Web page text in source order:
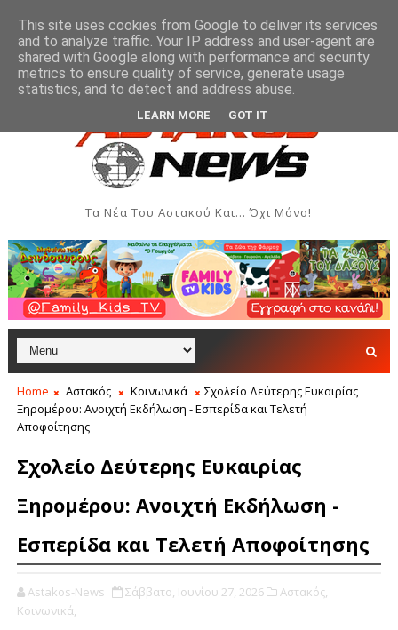
- Αύγουστος 2026 ΑΣΤΑΚΌΣ Όρθρος και Θεία Λειτουργία
Τα Νέα Του Αστακού Και... Όχι Μόνο!
Home Αστακός Κοινωνικά
Σχολείο Δεύτερης Ευκαιρίας
Ξηρομέρου: Ανοιχτή Εκδήλωση - Εσπερίδα και Τελετή
Αποφοίτησης
Σχολείο Δεύτερης Ευκαιρίας
Ξηρομέρου: Ανοιχτή Εκδήλωση -
Εσπερίδα και Τελετή Αποφοίτησης
Astakos-News Σάββατο, Ιουνίου 27, 2026
Αστακός,
Κοινωνικά,
This site uses cookies from Google to deliver its services
and to analyze traffic. Your IP address and user-agent are
shared with Google along with performance and security
metrics to ensure quality of service, generate usage
statistics, and to detect and address abuse.
LEARN MORE GOT IT